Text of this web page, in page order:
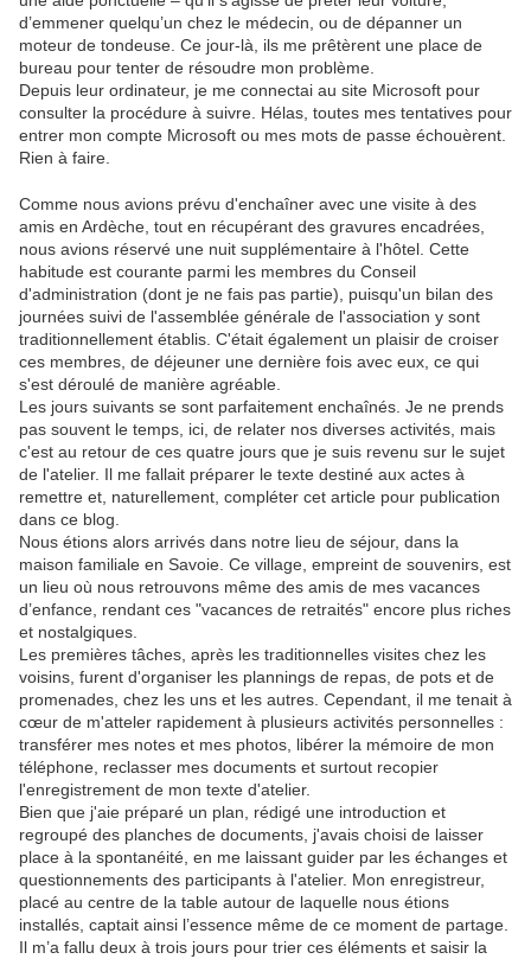
d’emmener quelqu’un chez le médecin, ou de dépanner un
moteur de tondeuse. Ce jour-là, ils me prêtèrent une place de
bureau pour tenter de résoudre mon problème.
Depuis leur ordinateur, je me connectai au site Microsoft pour
consulter la procédure à suivre. Hélas, toutes mes tentatives pour
entrer mon compte Microsoft ou mes mots de passe échouèrent.
Rien à faire.
Comme nous avions prévu d'enchaîner avec une visite à des
amis en Ardèche, tout en récupérant des gravures encadrées,
nous avions réservé une nuit supplémentaire à l'hôtel. Cette
habitude est courante parmi les membres du Conseil
d'administration (dont je ne fais pas partie), puisqu'un bilan des
journées suivi de l'assemblée générale de l'association y sont
traditionnellement établis. C'était également un plaisir de croiser
ces membres, de déjeuner une dernière fois avec eux, ce qui
s'est déroulé de manière agréable.
Les jours suivants se sont parfaitement enchaînés. Je ne prends
pas souvent le temps, ici, de relater nos diverses activités, mais
c'est au retour de ces quatre jours que je suis revenu sur le sujet
de l'atelier. Il me fallait préparer le texte destiné aux actes à
remettre et, naturellement, compléter cet article pour publication
dans ce blog.
Nous étions alors arrivés dans notre lieu de séjour, dans la
maison familiale en Savoie. Ce village, empreint de souvenirs, est
un lieu où nous retrouvons même des amis de mes vacances
d’enfance, rendant ces "vacances de retraités" encore plus riches
et nostalgiques.
Les premières tâches, après les traditionnelles visites chez les
voisins, furent d'organiser les plannings de repas, de pots et de
promenades, chez les uns et les autres. Cependant, il me tenait à
cœur de m'atteler rapidement à plusieurs activités personnelles :
transférer mes notes et mes photos, libérer la mémoire de mon
téléphone, reclasser mes documents et surtout recopier
l'enregistrement de mon texte d'atelier.
Bien que j'aie préparé un plan, rédigé une introduction et
regroupé des planches de documents, j'avais choisi de laisser
place à la spontanéité, en me laissant guider par les échanges et
questionnements des participants à l'atelier. Mon enregistreur,
placé au centre de la table autour de laquelle nous étions
installés, captait ainsi l’essence même de ce moment de partage.
Il m’a fallu deux à trois jours pour trier ces éléments et saisir la